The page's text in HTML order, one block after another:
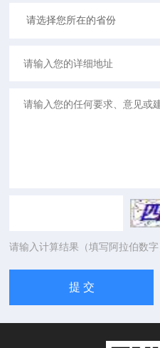
请输入计算结果（填写阿拉伯数